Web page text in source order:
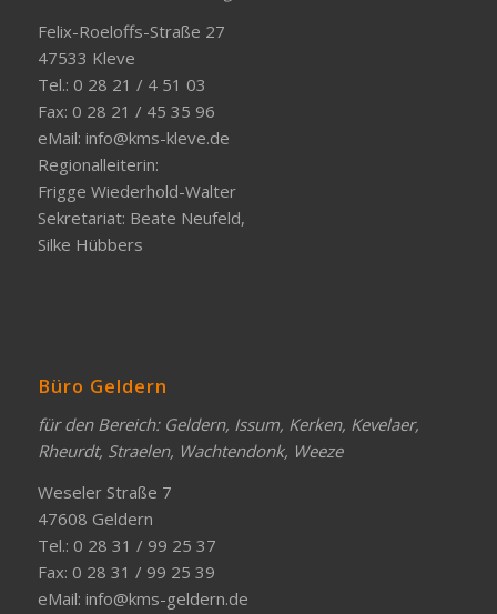
Felix-Roeloffs-Straße 27
47533 Kleve
Tel.: 0 28 21 / 4 51 03
Fax: 0 28 21 / 45 35 96
eMail: info@kms-kleve.de
Regionalleiterin:
Frigge Wiederhold-Walter
Sekretariat: Beate Neufeld,
Silke Hübbers
Büro Geldern
für den Bereich: Geldern, Issum, Kerken, Kevelaer,
Rheurdt, Straelen, Wachtendonk, Weeze
Weseler Straße 7
47608 Geldern
Tel.: 0 28 31 / 99 25 37
Fax: 0 28 31 / 99 25 39
eMail: info@kms-geldern.de